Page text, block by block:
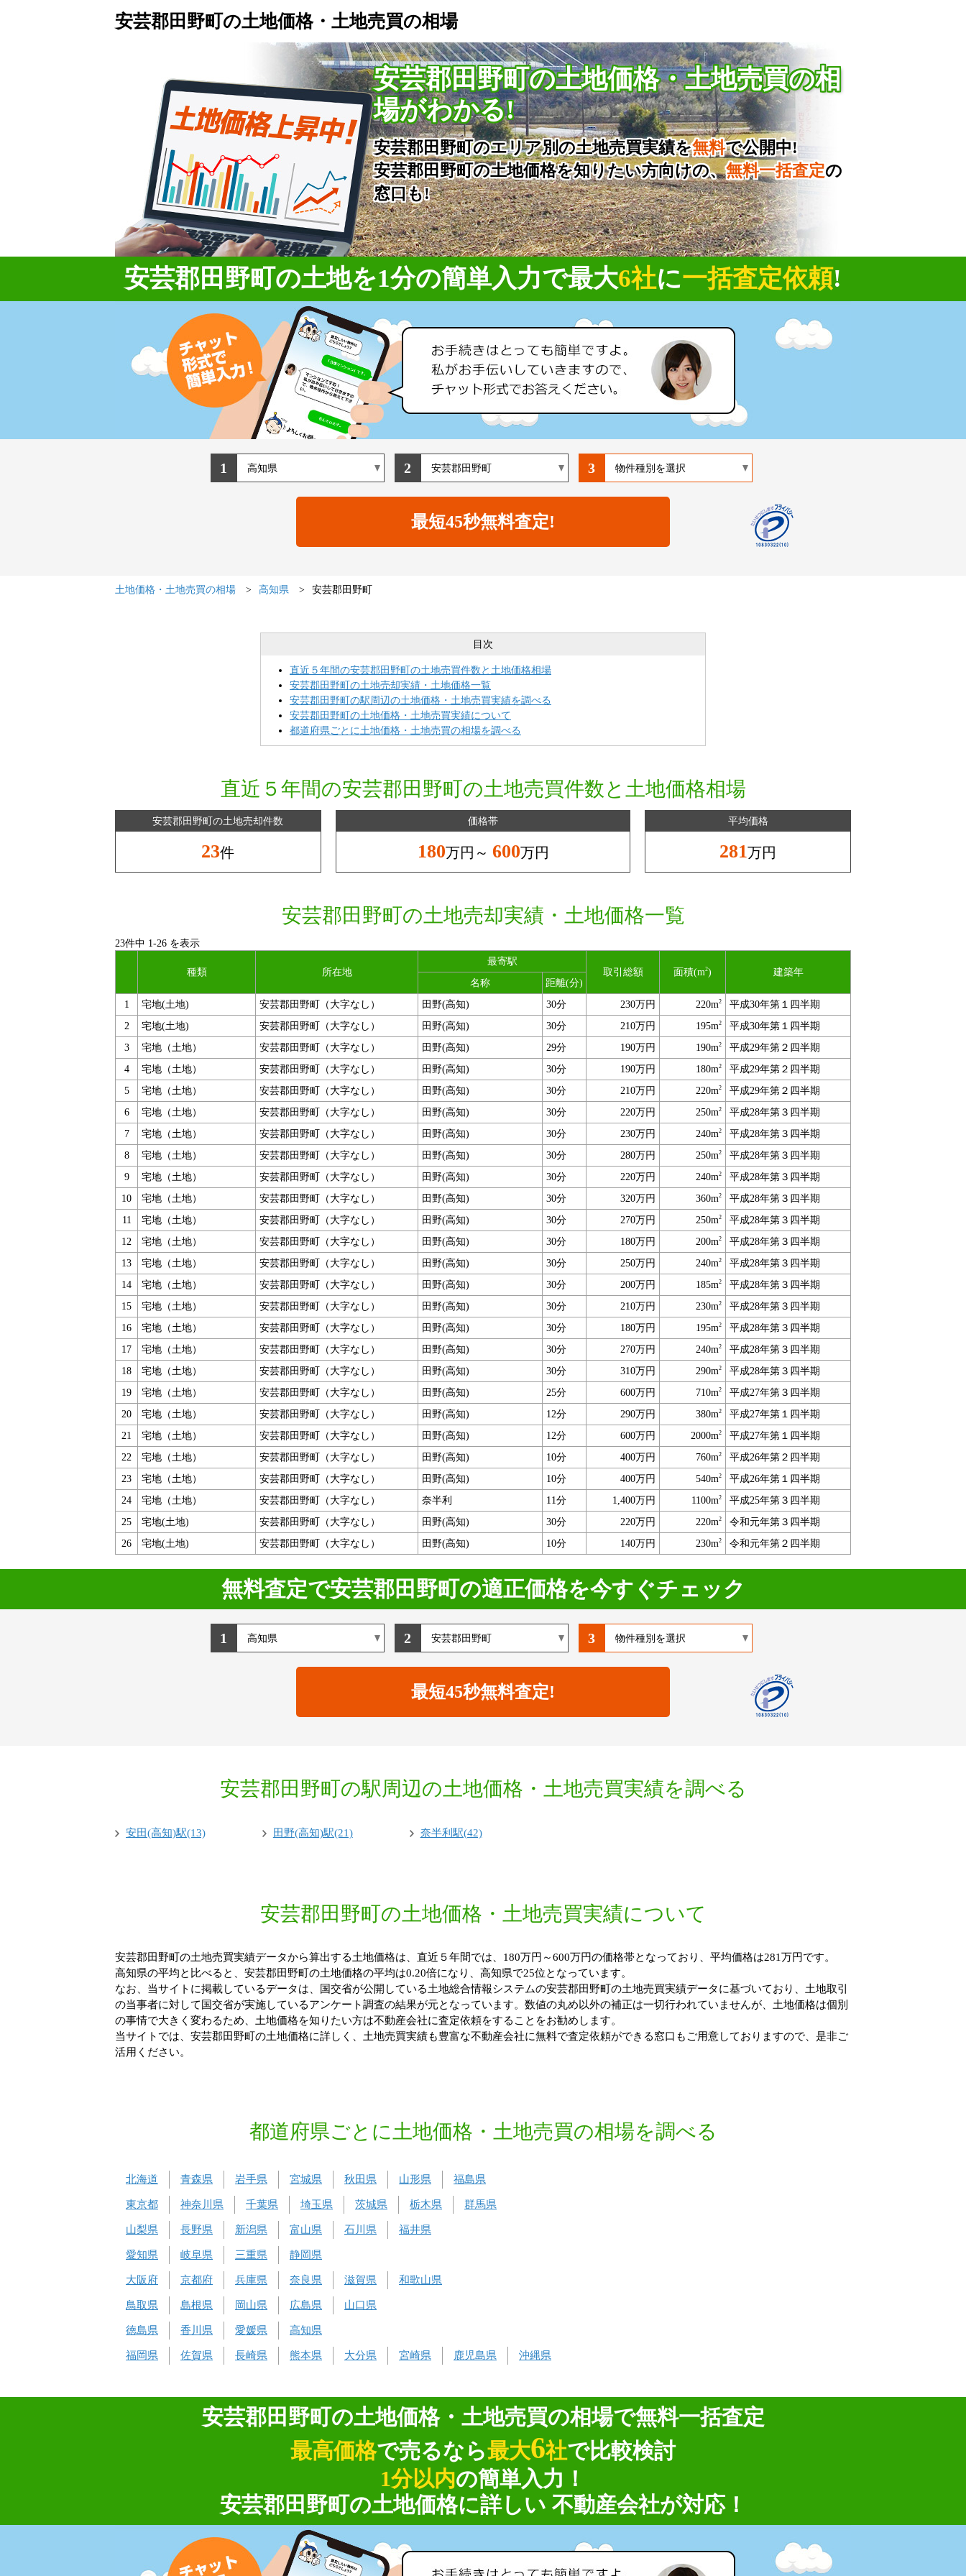
安芸郡田野町の土地価格・土地売買の相場
安芸郡田野町の土地価格・土地売買の相
場がわかる!
安芸郡田野町のエリア別の土地売買実績を無料で公開中!
安芸郡田野町の土地価格を知りたい方向けの、無料一括査定の
窓口も!
安芸郡田野町の土地を1分の簡単入力で最大6社に一括査定依頼!
1 2 3
土地価格・土地売買の相場 高知県 安芸郡田野町
目次
直近５年間の安芸郡田野町の土地売買件数と土地価格相場
安芸郡田野町の土地売却実績・土地価格一覧
安芸郡田野町の駅周辺の土地価格・土地売買実績を調べる
安芸郡田野町の土地価格・土地売買実績について
都道府県ごとに土地価格・土地売買の相場を調べる
直近５年間の安芸郡田野町の土地売買件数と土地価格相場
安芸郡田野町の土地売却件数
23件
価格帯
180万円～ 600万円
平均価格
281万円
安芸郡田野町の土地売却実績・土地価格一覧
23件中 1-26 を表示
種類 所在地
最寄駅
取引総額
面積(m2)
建築年
名称
距離(分)
1
宅地(土地) 安芸郡田野町（大字なし） 田野(高知) 30分 230万円 220m2
平成30年第１四半期
2
宅地(土地) 安芸郡田野町（大字なし） 田野(高知) 30分 210万円 195m2
平成30年第１四半期
3
宅地（土地） 安芸郡田野町（大字なし） 田野(高知) 29分 190万円 190m2
平成29年第２四半期
4
宅地（土地） 安芸郡田野町（大字なし） 田野(高知) 30分 190万円 180m2
平成29年第２四半期
5
宅地（土地） 安芸郡田野町（大字なし） 田野(高知) 30分 210万円 220m2
平成29年第２四半期
6
宅地（土地） 安芸郡田野町（大字なし） 田野(高知) 30分 220万円 250m2
平成28年第３四半期
7
宅地（土地） 安芸郡田野町（大字なし） 田野(高知) 30分 230万円 240m2
平成28年第３四半期
8
宅地（土地） 安芸郡田野町（大字なし） 田野(高知) 30分 280万円 250m2
平成28年第３四半期
9
宅地（土地） 安芸郡田野町（大字なし） 田野(高知) 30分 220万円 240m2
平成28年第３四半期
10
宅地（土地） 安芸郡田野町（大字なし） 田野(高知) 30分 320万円 360m2
平成28年第３四半期
11
宅地（土地） 安芸郡田野町（大字なし） 田野(高知) 30分 270万円 250m2
平成28年第３四半期
12
宅地（土地） 安芸郡田野町（大字なし） 田野(高知) 30分 180万円 200m2
平成28年第３四半期
13
宅地（土地） 安芸郡田野町（大字なし） 田野(高知) 30分 250万円 240m2
平成28年第３四半期
14
宅地（土地） 安芸郡田野町（大字なし） 田野(高知) 30分 200万円 185m2
平成28年第３四半期
15
宅地（土地） 安芸郡田野町（大字なし） 田野(高知) 30分 210万円 230m2
平成28年第３四半期
16
宅地（土地） 安芸郡田野町（大字なし） 田野(高知) 30分 180万円 195m2
平成28年第３四半期
17
宅地（土地） 安芸郡田野町（大字なし） 田野(高知) 30分 270万円 240m2
平成28年第３四半期
18
宅地（土地） 安芸郡田野町（大字なし） 田野(高知) 30分 310万円 290m2
平成28年第３四半期
19
宅地（土地） 安芸郡田野町（大字なし） 田野(高知) 25分 600万円 710m2
平成27年第３四半期
20
宅地（土地） 安芸郡田野町（大字なし） 田野(高知) 12分 290万円 380m2
平成27年第１四半期
21
宅地（土地） 安芸郡田野町（大字なし） 田野(高知) 12分 600万円 2000m2
平成27年第１四半期
22
宅地（土地） 安芸郡田野町（大字なし） 田野(高知) 10分 400万円 760m2
平成26年第２四半期
23
宅地（土地） 安芸郡田野町（大字なし） 田野(高知) 10分 400万円 540m2
平成26年第１四半期
24
宅地（土地） 安芸郡田野町（大字なし） 奈半利 11分 1,400万円 1100m2
平成25年第３四半期
25
宅地(土地) 安芸郡田野町（大字なし） 田野(高知) 30分 220万円 220m2
令和元年第３四半期
26
宅地(土地) 安芸郡田野町（大字なし） 田野(高知) 10分 140万円 230m2 令和元年第２四半期
無料査定で安芸郡田野町の適正価格を今すぐチェック
1 2 3
安芸郡田野町の駅周辺の土地価格・土地売買実績を調べる
安田(高知)駅(13) 田野(高知)駅(21) 奈半利駅(42)
安芸郡田野町の土地価格・土地売買実績について
安芸郡田野町の土地売買実績データから算出する土地価格は、直近５年間では、180万円～600万円の価格帯となっており、平均価格は281万円です。
高知県の平均と比べると、安芸郡田野町の土地価格の平均は0.20倍になり、高知県で25位となっています。
なお、当サイトに掲載しているデータは、国交省が公開している土地総合情報システムの安芸郡田野町の土地売買実績データに基づいており、土地取引
の当事者に対して国交省が実施しているアンケート調査の結果が元となっています。数値の丸め以外の補正は一切行われていませんが、土地価格は個別
の事情で大きく変わるため、土地価格を知りたい方は不動産会社に査定依頼をすることをお勧めします。
当サイトでは、安芸郡田野町の土地価格に詳しく、土地売買実績も豊富な不動産会社に無料で査定依頼ができる窓口もご用意しておりますので、是非ご
活用ください。
都道府県ごとに土地価格・土地売買の相場を調べる
北海道 青森県 岩手県 宮城県 秋田県 山形県 福島県
東京都 神奈川県 千葉県 埼玉県 茨城県 栃木県 群馬県
山梨県 長野県 新潟県 富山県 石川県 福井県
愛知県 岐阜県 三重県 静岡県
大阪府 京都府 兵庫県 奈良県 滋賀県 和歌山県
鳥取県 島根県 岡山県 広島県 山口県
徳島県 香川県 愛媛県 高知県
福岡県 佐賀県 長崎県 熊本県 大分県 宮崎県 鹿児島県 沖縄県
安芸郡田野町の土地価格・土地売買の相場で無料一括査定
最高価格で売るなら最大6社で比較検討
1分以内の簡単入力！
安芸郡田野町の土地価格に詳しい 不動産会社が対応！